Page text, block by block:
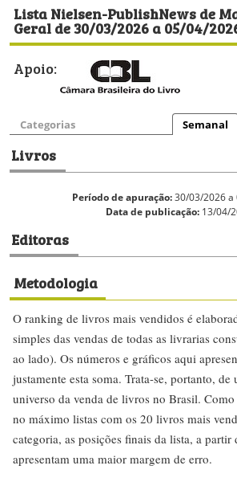
Lista Nielsen-PublishNews de
Geral de 30/03/2026 a 05/04/
Apoio:
Categorias Semanal
Livros
Período de apuração:30/03/2026 a
Data de publicação: 13/04/
Editoras
Metodologia
O ranking de livros mais vendidos é
simples das vendas de todas as livrarias
ao lado). Os números e gráficos aqui
justamente esta soma. Trata-se, portanto, de
universo da venda de livros no Brasil.
no máximo listas com os 20 livros mais
categoria, as posições finais da lista, a partir
apresentam uma maior margem de erro.